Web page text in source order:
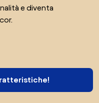
e diventa